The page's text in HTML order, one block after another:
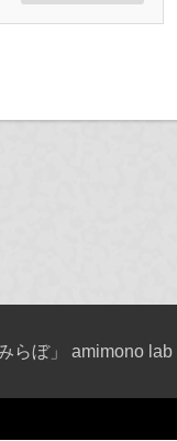
らぼ」 amimono lab